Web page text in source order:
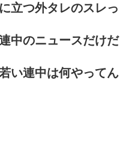
立つ外タレのスレっ
中のニュースだけだ
い連中は何やってん